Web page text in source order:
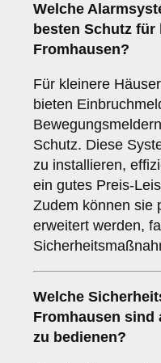
Welche
besten Schutz für
Fromhausen?
Für kleinere
bieten
Schutz. Diese
zu installieren,
ein gutes Preis-
Zudem können sie
erweitert werden,
Welche
Fromhausen sind
zu bedienen?